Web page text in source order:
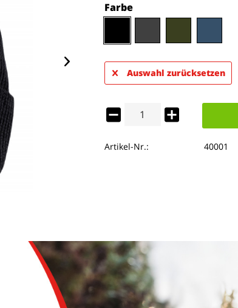
Farbe
Auswahl zurücksetzen
Artikel-Nr.: 40001